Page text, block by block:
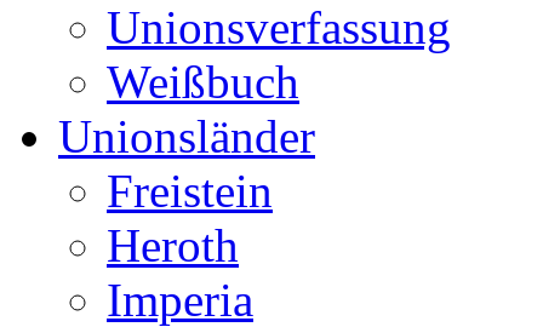
Unionsverfassung
Weißbuch
Unionsländer
Freistein
Heroth
Imperia